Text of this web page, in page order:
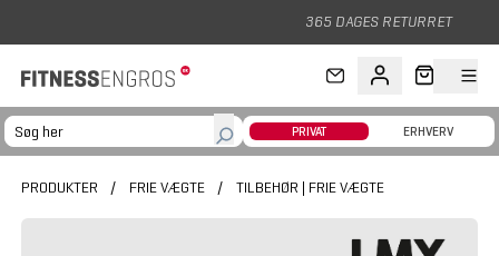
365 DAGES RETURRET
PRIVAT ERHVERV
PRODUKTER / FRIE VÆGTE / TILBEHØR | FRIE VÆGTE